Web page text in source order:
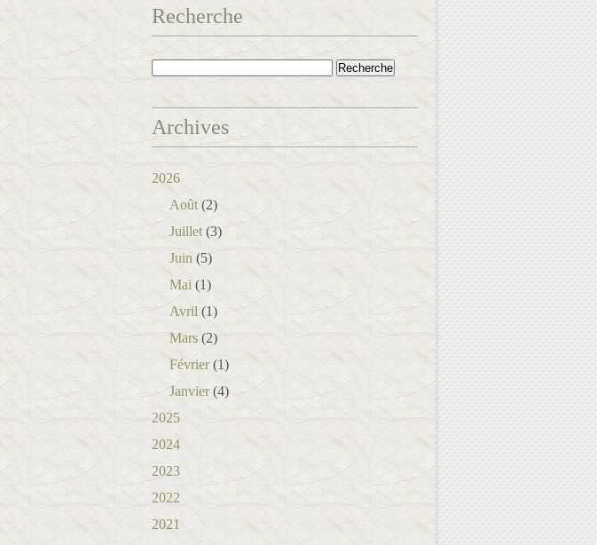
Recherche
Archives
2026
Août (2)
Juillet (3)
Juin (5)
Mai (1)
Avril (1)
Mars (2)
Février(1)
Janvier(4)
2025
2024
2023
2022
2021